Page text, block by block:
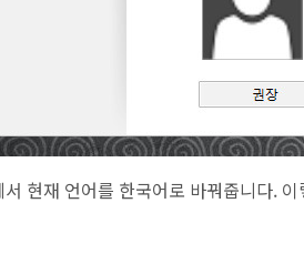
현재 언어를 한국어로 바꿔줍니다.